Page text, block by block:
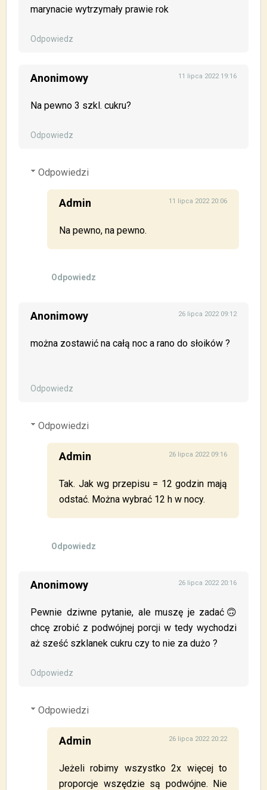
marynacie wytrzymały prawie rok
Odpowiedz
Anonimowy 11 lipca 2022 19:16
Na pewno 3 szkl. cukru?
Odpowiedz
Odpowiedzi
Admin 11 lipca 2022 20:06
Na pewno, na pewno.
Odpowiedz
Anonimowy 26 lipca 2022 09:12
można zostawić na całą noc a rano do słoików ?
Odpowiedz
Odpowiedzi
Admin 26 lipca 2022 09:16
Tak. Jak wg przepisu = 12 godzin mają
odstać. Można wybrać 12 h w nocy.
Odpowiedz
Anonimowy 26 lipca 2022 20:16
Pewnie dziwne pytanie, ale muszę je zadać🙃
chcę zrobić z podwójnej porcji w tedy wychodzi
aż sześć szklanek cukru czy to nie za dużo ?
Odpowiedz
Odpowiedzi
Admin 26 lipca 2022 20:22
Jeżeli robimy wszystko 2x więcej to
proporcje wszędzie są podwójne. Nie